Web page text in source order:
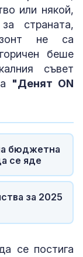
или някой,
страната,
не са
беше
съвет
"Денят ON
бюджетна
се яде
за 2025
се постига